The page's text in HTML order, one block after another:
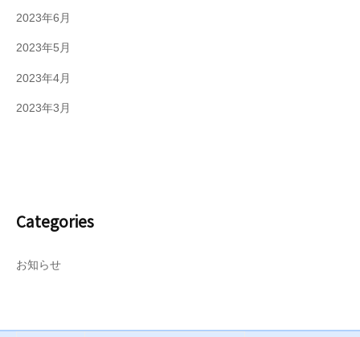
2023年6月
2023年5月
2023年4月
2023年3月
Categories
お知らせ